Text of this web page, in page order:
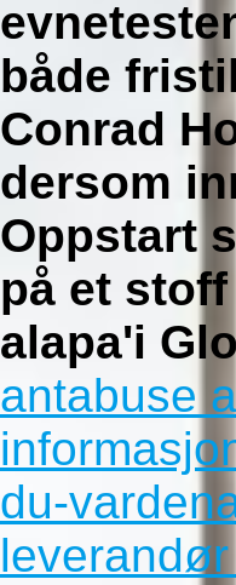
både
Conrad
dersom
Oppstart
på et
alapa'i
antabuse
du-